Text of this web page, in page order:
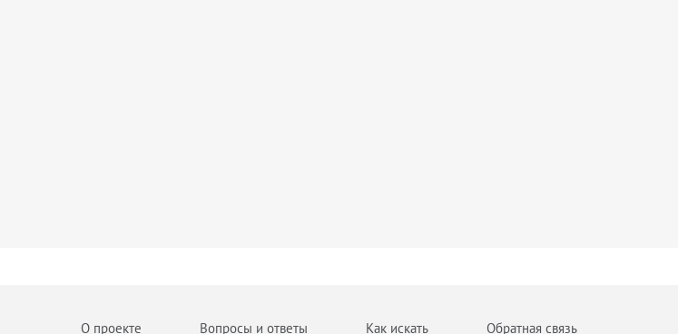
О проекте Вопросы и ответы Как искать Обратная связь